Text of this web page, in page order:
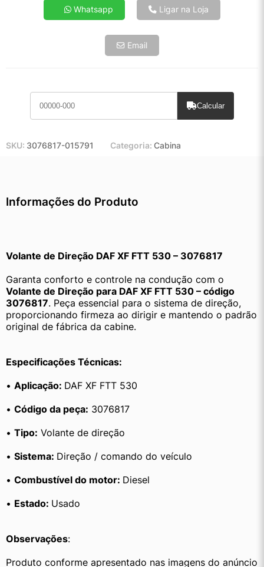
Whatsapp Ligar na Loja
Email
Calcular
SKU: 3076817-015791 Categoria: Cabina
Informações do Produto
Volante de Direção DAF XF FTT 530 – 3076817
Volante de Direção para DAF XF FTT 530 – código
3076817. Peça essencial para o sistema de direção,
proporcionando firmeza ao dirigir e mantendo o padrão
original de fábrica da cabine.
Especificações Técnicas:
• Aplicação: DAF XF FTT 530
• Código da peça: 3076817
• Tipo: Volante de direção
• Sistema: Direção / comando do veículo
• Combustível do motor: Diesel
• Estado: Usado
Observações:
Produto conforme apresentado nas imagens do anúncio